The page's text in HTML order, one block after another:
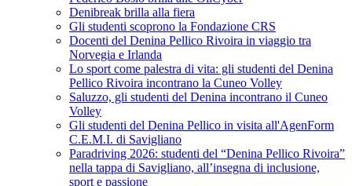
Denibreak brilla alla fiera
Gli studenti scoprono la Fondazione CRS
Docenti del Denina Pellico Rivoira in viaggio tra
Norvegia e Irlanda
Lo sport come palestra di vita: gli studenti del Denina
Pellico Rivoira incontrano la Cuneo Volley
Saluzzo, gli studenti del Denina incontrano il Cuneo
Volley
Gli studenti del Denina Pellico in visita all'AgenForm
C.E.M.I. di Savigliano
Paradriving 2026: studenti del “Denina Pellico Rivoira”
nella tappa di Savigliano, all’insegna di inclusione,
sport e passione